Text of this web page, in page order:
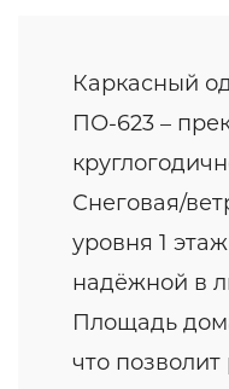
Каркасный
ПО-623 –
Снеговая/
уровня 1
надёжной в
Площадь
что